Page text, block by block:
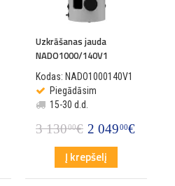
Uzkrāšanas jauda
NADO1000/140V1
Kodas: NADO1000140V1
Piegādāsim
15-30 d.d.
3 13000€ 2 04900€
Į krepšelį